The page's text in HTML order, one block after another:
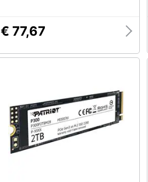
€ 77,67